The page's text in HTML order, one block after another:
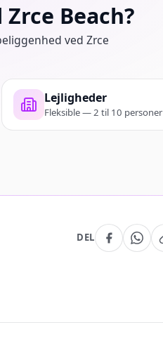
Beach?
ved Zrce
Lejligheder
Fleksible — 2 til 10 personer
DEL